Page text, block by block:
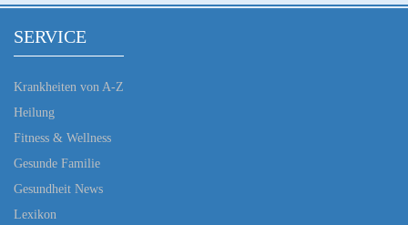
SERVICE
Krankheiten von A-Z
Heilung
Fitness & Wellness
Gesunde Familie
Gesundheit News
Lexikon